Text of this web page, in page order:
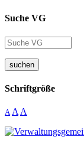
Suche VG
suchen
Schriftgröße
A A A